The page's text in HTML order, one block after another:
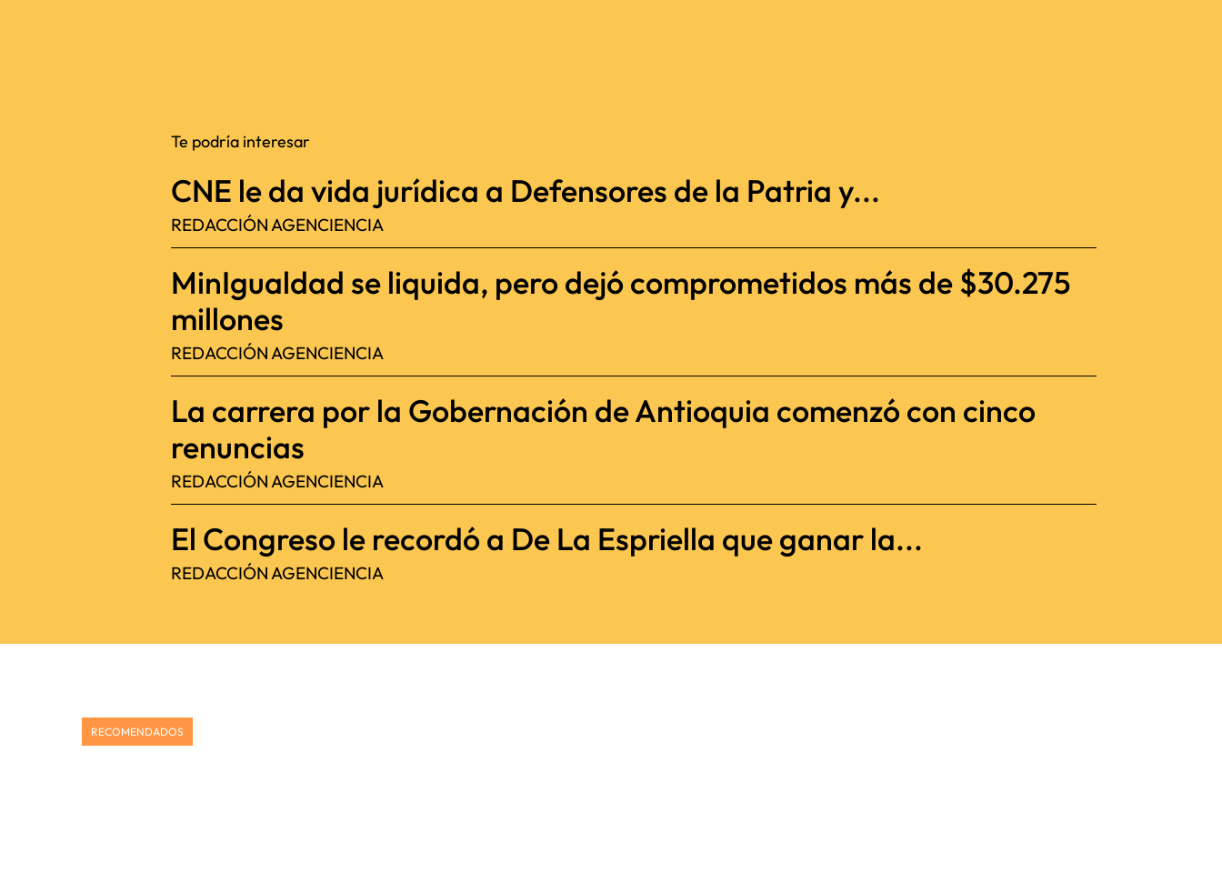
Te podría interesar
CNE le da vida jurídica a Defensores de la Patria y...
REDACCIÓN AGENCIENCIA
MinIgualdad se liquida, pero dejó comprometidos más de $30.275
millones
REDACCIÓN AGENCIENCIA
La carrera por la Gobernación de Antioquia comenzó con cinco
renuncias
REDACCIÓN AGENCIENCIA
El Congreso le recordó a De La Espriella que ganar la...
REDACCIÓN AGENCIENCIA
RECOMENDADOS